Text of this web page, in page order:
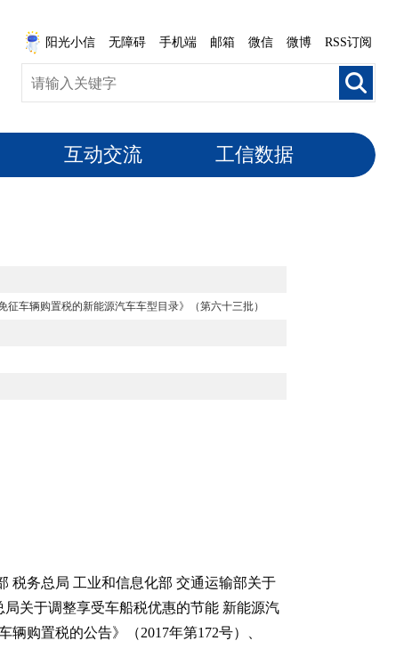
阳光小信 无障碍 手机端 邮箱 微信 微博 RSS订阅
互动交流 工信数据
车辆购置税的新能源汽车车型目录》（第六十三批）
税务总局 工业和信息化部 交通运输部关于
关于调整享受车船税优惠的节能 新能源汽
购置税的公告》（2017年第172号）、